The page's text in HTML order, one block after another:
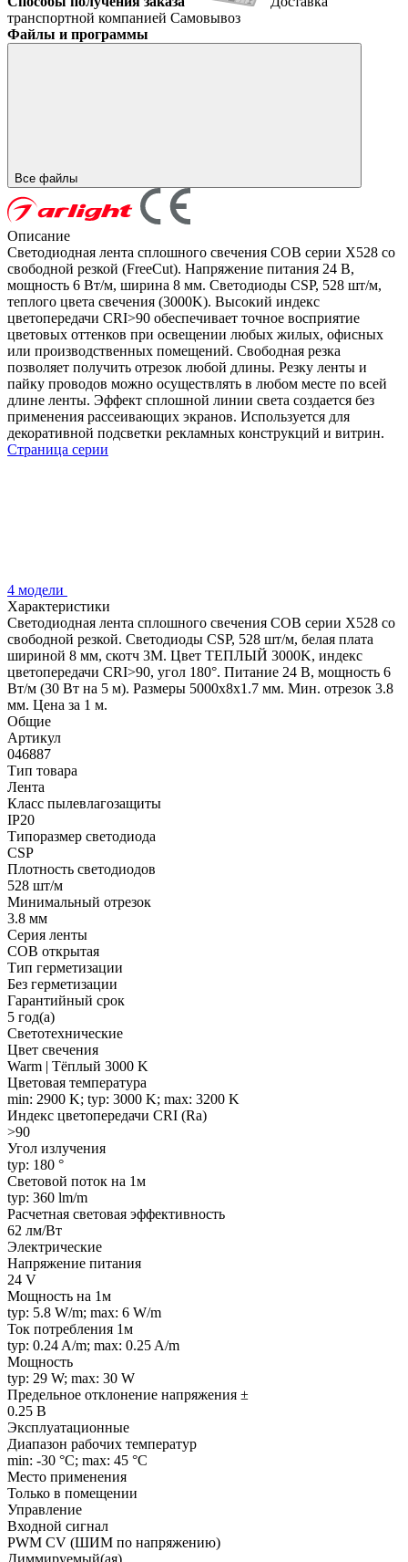
транспортной компанией Самовывоз
Файлы и программы
Все файлы
Описание
Светодиодная лента сплошного свечения COB серии X528 со
свободной резкой (FreeCut). Напряжение питания 24 В,
мощность 6 Вт/м, ширина 8 мм. Светодиоды CSP, 528 шт/м,
теплого цвета свечения (3000K). Высокий индекс
цветопередачи CRI>90 обеспечивает точное восприятие
цветовых оттенков при освещении любых жилых, офисных
или производственных помещений. Свободная резка
позволяет получить отрезок любой длины. Резку ленты и
пайку проводов можно осуществлять в любом месте по всей
длине ленты. Эффект сплошной линии света создается без
применения рассеивающих экранов. Используется для
декоративной подсветки рекламных конструкций и витрин.
Страница серии
4 модели
Характеристики
Светодиодная лента сплошного свечения COB серии X528 со
свободной резкой. Светодиоды CSP, 528 шт/м, белая плата
шириной 8 мм, скотч 3M. Цвет ТЕПЛЫЙ 3000K, индекс
цветопередачи CRI>90, угол 180°. Питание 24 В, мощность 6
Вт/м (30 Вт на 5 м). Размеры 5000х8х1.7 мм. Мин. отрезок 3.8
мм. Цена за 1 м.
Общие
Артикул
046887
Тип товара
Лента
Класс пылевлагозащиты
IP20
Типоразмер светодиода
CSP
Плотность светодиодов
528 шт/м
Минимальный отрезок
3.8 мм
Серия ленты
COB открытая
Тип герметизации
Без герметизации
Гарантийный срок
5 год(а)
Светотехнические
Цвет свечения
Warm | Тёплый 3000 K
Цветовая температура
min: 2900 K; typ: 3000 K; max: 3200 K
Индекс цветопередачи CRI (Ra)
>90
Угол излучения
typ: 180 °
Световой поток на 1м
typ: 360 lm/m
Расчетная световая эффективность
62 лм/Вт
Электрические
Напряжение питания
24 V
Мощность на 1м
typ: 5.8 W/m; max: 6 W/m
Ток потребления 1м
typ: 0.24 A/m; max: 0.25 A/m
Мощность
typ: 29 W; max: 30 W
Предельное отклонение напряжения ±
0.25 В
Эксплуатационные
Диапазон рабочих температур
min: -30 °C; max: 45 °C
Место применения
Только в помещении
Управление
Входной сигнал
PWM СV (ШИМ по напряжению)
Диммируемый(ая)